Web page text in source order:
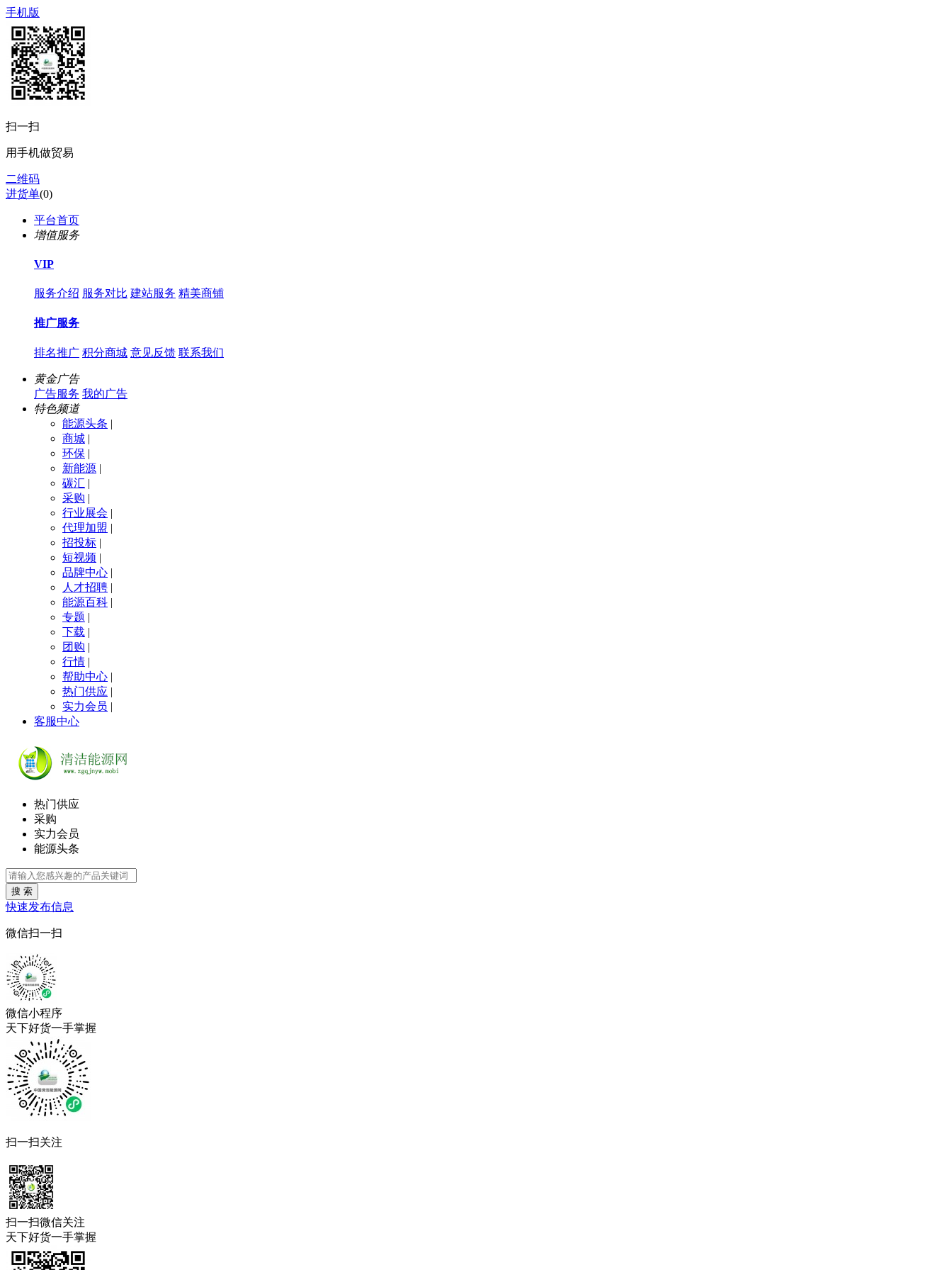
手机版
扫一扫
用手机做贸易
二维码
进货单(0)
平台首页
增值服务
VIP
服务介绍 服务对比 建站服务 精美商铺
推广服务
排名推广 积分商城 意见反馈 联系我们
黄金广告
广告服务 我的广告
特色频道
能源头条 |
商城 |
环保 |
新能源 |
碳汇 |
采购 |
行业展会 |
代理加盟 |
招投标 |
短视频 |
品牌中心 |
人才招聘 |
能源百科 |
专题 |
下载 |
团购 |
行情 |
帮助中心 |
热门供应 |
实力会员 |
客服中心
热门供应
采购
实力会员
能源头条
搜 索
快速发布信息
微信扫一扫
微信小程序
天下好货一手掌握
扫一扫关注
扫一扫微信关注
天下好货一手掌握